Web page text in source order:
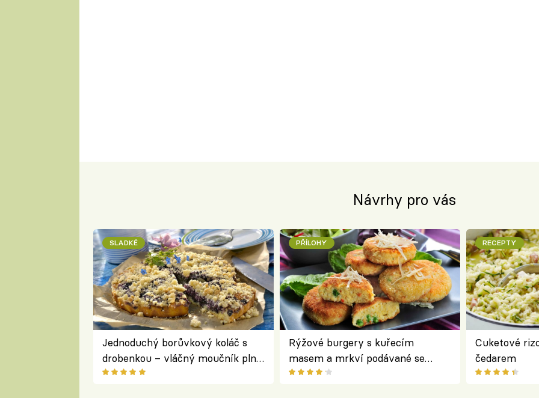
Návrhy pro vás
SLADKÉ
Jednoduchý borůvkový koláč s
drobenkou – vláčný moučník plný
ovoce
PŘÍLOHY
Rýžové burgery s kuřecím
masem a mrkví podávané se
salátem – lehká a chutná večeře
RECEPTY
Cuketové
čedarem